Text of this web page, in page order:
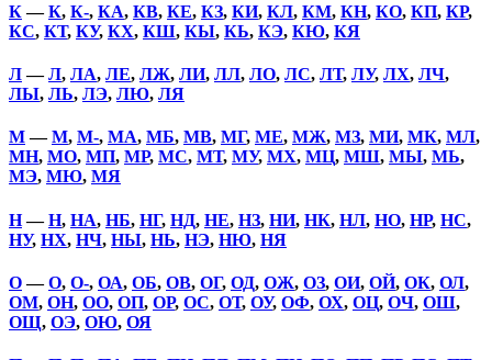
К—К, К-, КА, КВ, КЕ, КЗ, КИ, КЛ, КМ, КН, КО, КП, КР,
КС, КТ, КУ, КХ, КШ, КЫ, КЬ, КЭ, КЮ, КЯ
Л—Л, ЛА, ЛЕ, ЛЖ, ЛИ, ЛЛ, ЛО, ЛС, ЛТ, ЛУ, ЛХ, ЛЧ,
ЛЫ, ЛЬ, ЛЭ, ЛЮ, ЛЯ
М—М, М-, МА, МБ, МВ, МГ, МЕ, МЖ, МЗ, МИ, МК, МЛ,
МН, МО, МП, МР, МС, МТ, МУ, МХ, МЦ, МШ, МЫ, МЬ,
МЭ, МЮ, МЯ
Н—Н, НА, НБ, НГ, НД, НЕ, НЗ, НИ, НК, НЛ, НО, НР, НС,
НУ, НХ, НЧ, НЫ, НЬ, НЭ, НЮ, НЯ
О—О, О-, ОА, ОБ, ОВ, ОГ, ОД, ОЖ, ОЗ, ОИ, ОЙ, ОК, ОЛ,
ОМ, ОН, ОО, ОП, ОР, ОС, ОТ, ОУ, ОФ, ОХ, ОЦ, ОЧ, ОШ,
ОЩ, ОЭ, ОЮ, ОЯ